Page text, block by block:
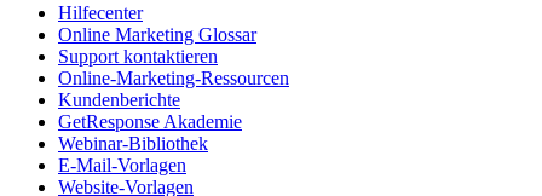
Hilfecenter
Online Marketing Glossar
Support kontaktieren
Online-Marketing-Ressourcen
Kundenberichte
GetResponse Akademie
Webinar-Bibliothek
E-Mail-Vorlagen
Website-Vorlagen